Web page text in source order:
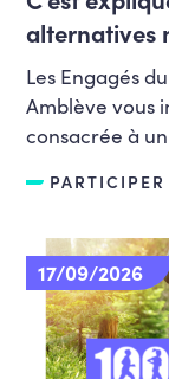
alternatives
Les Engagés
Amblève vous
consacrée à
PARTICIPER
17/09/2026